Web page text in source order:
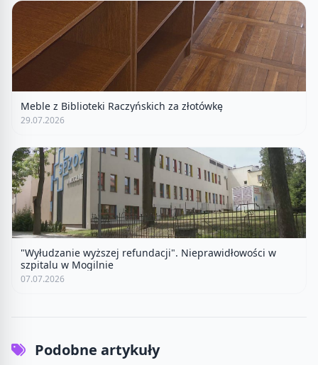
Meble z Biblioteki Raczyńskich za złotówkę
29.07.2026
"Wyłudzanie wyższej refundacji". Nieprawidłowości w
szpitalu w Mogilnie
07.07.2026
Podobne artykuły